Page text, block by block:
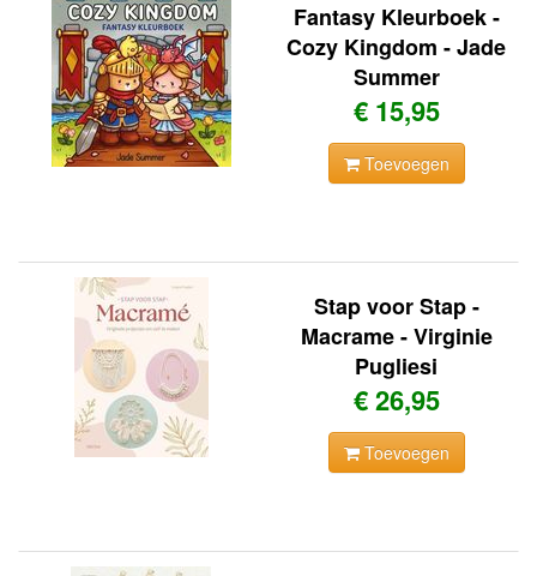
Fantasy Kleurboek -
Cozy Kingdom - Jade
Summer
€ 15,95
Toevoegen
Stap voor Stap -
Macrame - Virginie
Pugliesi
€ 26,95
Toevoegen